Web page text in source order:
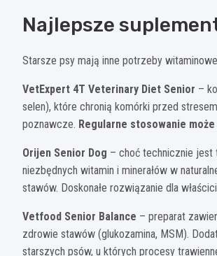
Najlepsze
Starsze psy mają inne potrzeby
VetExpert 4T Veterinary Diet Senior –
selen), które chronią komórki przed
poznawcze. Regularne stosowanie
Orijen Senior Dog – choć technicznie jest
niezbędnych witamin i minerałów w
stawów. Doskonałe rozwiązanie dla
Vetfood Senior Balance – preparat
zdrowie stawów (glukozamina, MSM).
starszych psów, u których procesy